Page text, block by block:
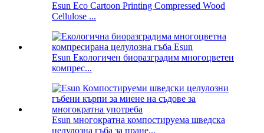
Esun Eco Cartoon Printing Compressed Wood
Cellulose ...
Esun Екологичен биоразградим многоцветен
компрес...
Esun многократна компостируема шведска
целулозна гъба за пране...